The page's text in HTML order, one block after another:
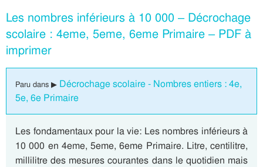
Les nombres inférieurs à 10 000 – Décrochage
scolaire : 4eme, 5eme, 6eme Primaire – PDF à
imprimer
Paru dans ▶ Décrochage scolaire - Nombres entiers : 4e,
5e, 6e Primaire
Les fondamentaux pour la vie: Les nombres inférieurs à
10 000 en 4eme, 5eme, 6eme Primaire. Litre, centilitre,
millilitre des mesures courantes dans le quotidien mais